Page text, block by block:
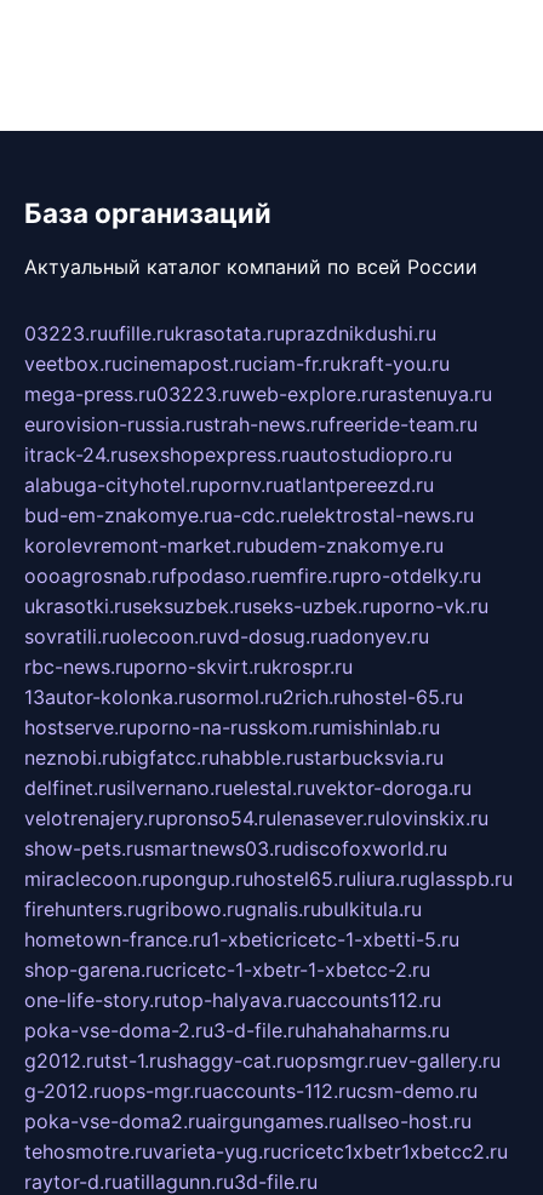
База организаций
Актуальный каталог компаний по всей России
03223.ruufille.rukrasotata.ruprazdnikdushi.ru
veetbox.rucinemapost.ruciam-fr.rukraft-you.ru
mega-press.ru03223.ruweb-explore.rurastenuya.ru
eurovision-russia.rustrah-news.rufreeride-team.ru
itrack-24.rusexshopexpress.ruautostudiopro.ru
alabuga-cityhotel.rupornv.ruatlantpereezd.ru
bud-em-znakomye.rua-cdc.ruelektrostal-news.ru
korolevremont-market.rubudem-znakomye.ru
oooagrosnab.rufpodaso.ruemfire.rupro-otdelky.ru
ukrasotki.ruseksuzbek.ruseks-uzbek.ruporno-vk.ru
sovratili.ruolecoon.ruvd-dosug.ruadonyev.ru
rbc-news.ruporno-skvirt.rukrospr.ru
13autor-kolonka.rusormol.ru2rich.ruhostel-65.ru
hostserve.ruporno-na-russkom.rumishinlab.ru
neznobi.rubigfatcc.ruhabble.rustarbucksvia.ru
delfinet.rusilvernano.ruelestal.ruvektor-doroga.ru
velotrenajery.rupronso54.rulenasever.rulovinskix.ru
show-pets.rusmartnews03.rudiscofoxworld.ru
miraclecoon.rupongup.ruhostel65.ruliura.ruglasspb.ru
firehunters.rugribowo.rugnalis.rubulkitula.ru
hometown-france.ru1-xbeticricetc-1-xbetti-5.ru
shop-garena.rucricetc-1-xbetr-1-xbetcc-2.ru
one-life-story.rutop-halyava.ruaccounts112.ru
poka-vse-doma-2.ru3-d-file.ruhahahaharms.ru
g2012.rutst-1.rushaggy-cat.ruopsmgr.ruev-gallery.ru
g-2012.ruops-mgr.ruaccounts-112.rucsm-demo.ru
poka-vse-doma2.ruairgungames.ruallseo-host.ru
tehosmotre.ruvarieta-yug.rucricetc1xbetr1xbetcc2.ru
raytor-d.ruatillagunn.ru3d-file.ru